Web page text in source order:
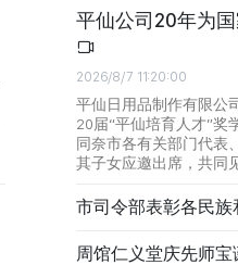
平仙公司20年为
2026/8/7 11:20:00
平仙日用品制作有限公
20届“平仙培育人才”奖
同奈市各有关部门代表
其子女应邀出席，共同
市司令部表彰各民
周馆仁义堂庆先师